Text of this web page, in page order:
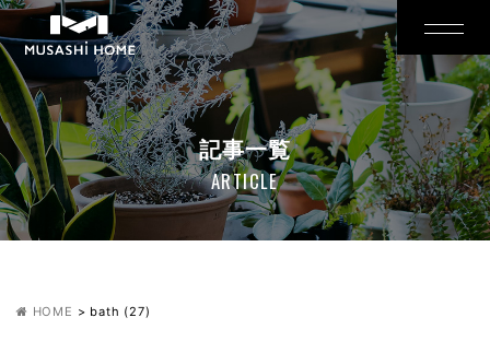
記事一覧
ARTICLE
HOME > bath (27)